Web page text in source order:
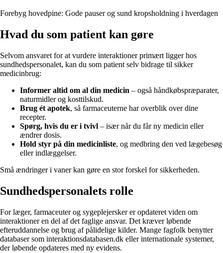
Forebyg hovedpine: Gode pauser og sund kropsholdning i hverdagen
Hvad du som patient kan gøre
Selvom ansvaret for at vurdere interaktioner primært ligger hos
sundhedspersonalet, kan du som patient selv bidrage til sikker
medicinbrug:
Informer altid om al din medicin – også håndkøbspræparater,
naturmidler og kosttilskud.
Brug ét apotek, så farmaceuterne har overblik over dine
recepter.
Spørg, hvis du er i tvivl – især når du får ny medicin eller
ændrer dosis.
Hold styr på din medicinliste, og medbring den ved lægebesøg
eller indlæggelser.
Små ændringer i vaner kan gøre en stor forskel for sikkerheden.
Sundhedspersonalets rolle
For læger, farmaceuter og sygeplejersker er opdateret viden om
interaktioner en del af det faglige ansvar. Det kræver løbende
efteruddannelse og brug af pålidelige kilder. Mange fagfolk benytter
databaser som interaktionsdatabasen.dk eller internationale systemer,
der løbende opdateres med ny evidens.